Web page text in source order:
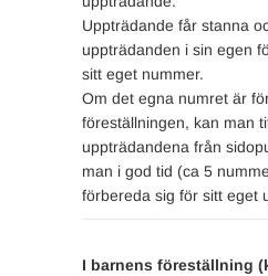
Uppträdande får stanna
uppträdanden i sin egen
sitt eget nummer.
Om det egna numret är
föreställningen, kan man
uppträdandena från
man i god tid (ca 5
förbereda sig för sitt eget
I barnens föreställning